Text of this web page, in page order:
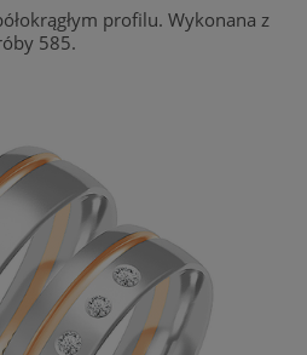
profilu. Wykonana z
585.